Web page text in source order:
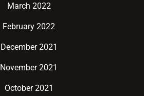
March 2022
February 2022
December 2021
November 2021
October 2021